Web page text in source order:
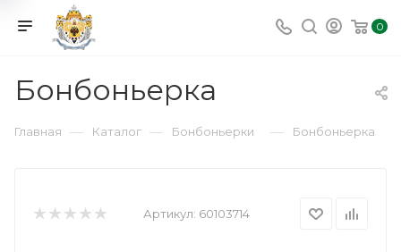
0
Бонбоньерка
Главная — Каталог — Бонбоньерки — Бонбоньерка
Артикул: 60103714